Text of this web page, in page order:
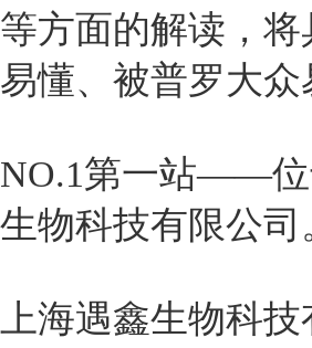
等方面的解读，
易懂、被普罗大
NO.1第一站——位
生物科技有限公
上海遇鑫生物科